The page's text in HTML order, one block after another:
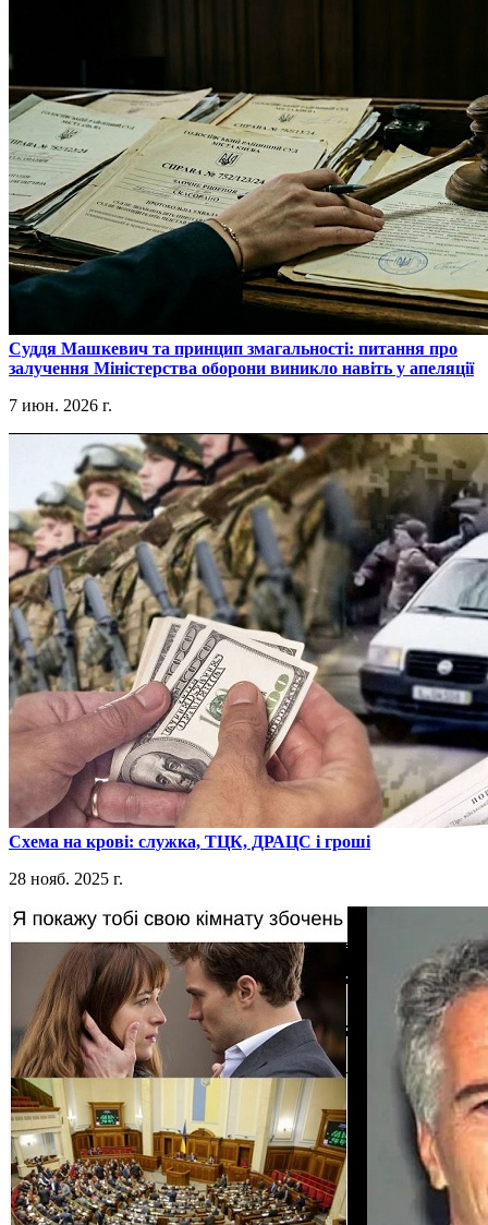
​Суддя Машкевич та принцип змагальності: питання про
залучення Міністерства оборони виникло навіть у апеляції
7 июн. 2026 г.
​Схема на крові: служка, ТЦК, ДРАЦС і гроші
28 нояб. 2025 г.